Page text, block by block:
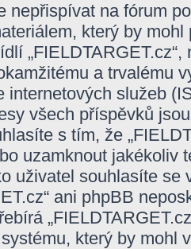
nepřispívat na fórum
který by
a trvalému
internetových služeb
všech příspěvků
s tím, že
uzamknout jakékoliv
uživatel souhlasíte
ani phpBB
který by mohl